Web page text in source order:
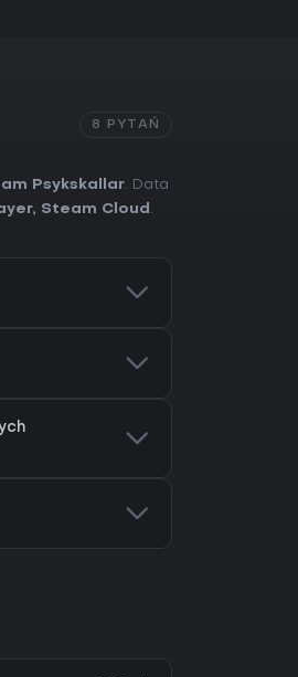
8 PYTAŃ
Psykskallar. Data
, Steam Cloud .